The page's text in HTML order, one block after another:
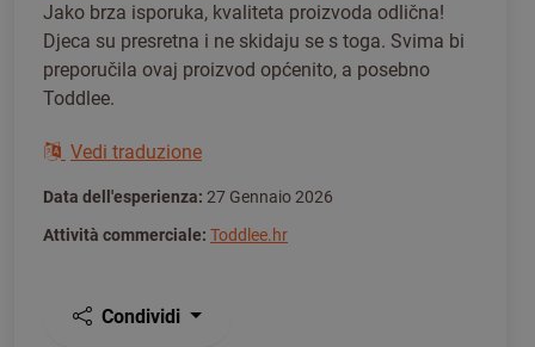
Jako brza isporuka, kvaliteta proizvoda odlična!
Djeca su presretna i ne skidaju se s toga. Svima bi
preporučila ovaj proizvod općenito, a posebno
Toddlee.
Vedi traduzione
Data dell'esperienza: 27 Gennaio 2026
Attività commerciale: Toddlee.hr
Condividi